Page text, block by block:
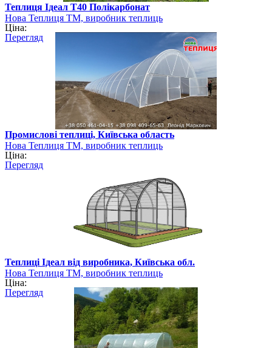
Теплиця Ідеал Т40 Полікарбонат
Нова Теплиця ТМ, виробник теплиць
Ціна:
Перегляд
Промислові теплиці, Київська область
Нова Теплиця ТМ, виробник теплиць
Ціна:
Перегляд
Теплиці Ідеал від виробника, Київська обл.
Нова Теплиця ТМ, виробник теплиць
Ціна:
Перегляд